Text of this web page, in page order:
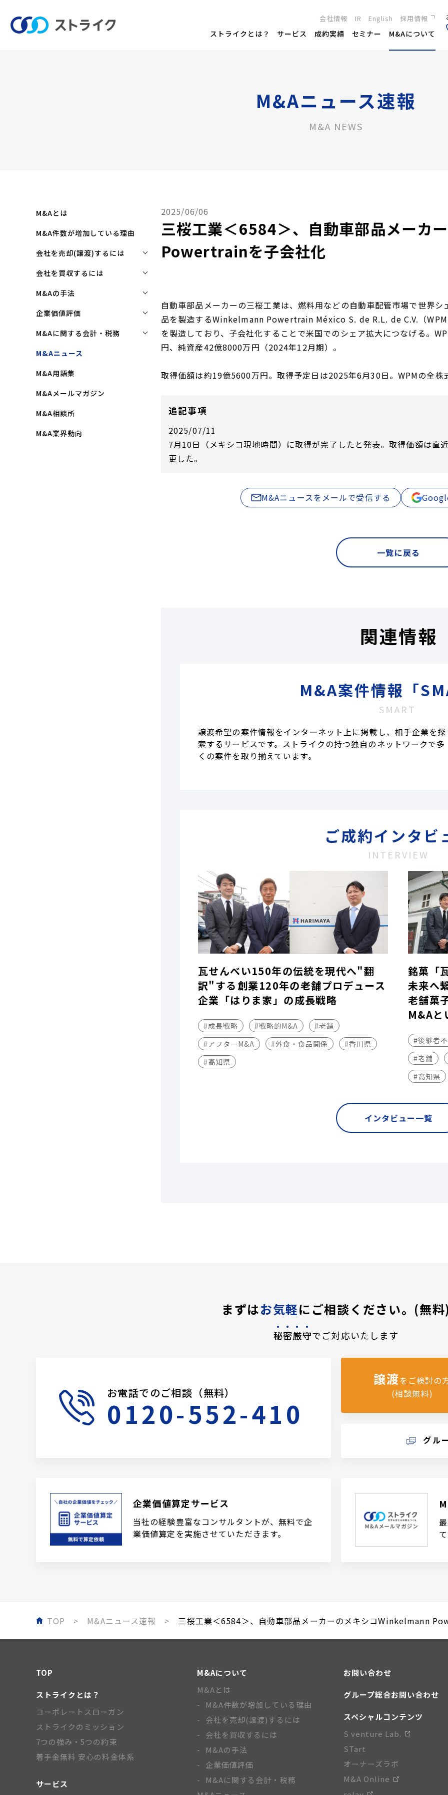
会社情報 IR English 採用情報
新卒採用
キャリア採用
ストライクとは？ サービス 成約実績 セミナー M&Aについて
M&Aニュース速報
M&A NEWS
M&Aとは
M&A件数が増加している理由
会社を売却(譲渡)するには
会社を売却(譲渡)するには
M&Aで売れる会社の条件とは
M&Aで買い手はここを見る
会社を買収するには
会社を買収するには
企業買収を成功させるポイント
買収監査(デューディリジェン
ス)とは
クロージングと引継ぎ
企業買収の流れと手順
M&Aの手法
株式譲渡
第三者割当増資
資本業務提携
企業価値評価
企業価値評価(バリュエーショ
企業評価と売買価格の違い
中小企業M&Aにおける企業価値
ン)の算定方法
純資産法(コストアプローチ)
M&Aに関する会計・税務
株式譲渡にかかる税金(個人・
事業譲渡にかかる税金(個人・
法人)
M&Aにおける節税(役職退職金
スキーム)
赤字・債務超過会社の買収制限
M&Aニュース
M&A用語集
M&Aメールマガジン
M&A相談所
M&A業界動向
2025/06/06
三桜工業＜6584＞、自動車部品メーカ
Powertrainを子会社化
自動車部品メーカーの三桜工業は、燃料用などの自動車配管市場で世界
品を製造するWinkelmann Powertrain México S. de R.L. de C.V.（
を製造しており、子会社化することで米国でのシェア拡大につなげる。
円、純資産42億8000万円（2024年12月期）。
取得価額は約19億5600万円。取得予定日は2025年6月30日。WPMの全株
追記事項
2025/07/11
7月10日（メキシコ現地時間）に取得が完了したと発表。取得価額は直
更した。
M&Aニュースをメールで受信する
一覧に戻る
関連情報
M&A案件情報「
SMART
譲渡希望の案件情報をインターネット上に掲載し、相手企業を探
索するサービスです。ストライクの持つ独自のネットワークで多
くの案件を取り揃えています。
ご成約インタビ
INTERVIEW
瓦せんべい150年の伝統を現代へ"翻
訳"する――創業120年の老舗プロデュース
企業「はりま家」の成長戦略
#成長戦略 #戦略的M&A
#老舗
#アフターM&A
#外食・食品関係
#香川県
#高知県
銘菓「
未来へ
老舗菓
M&Aと
#後継者
#老舗
#高知県
インタビュー一覧
まずはお気軽にご相談ください。(無
秘密厳守でご対応いたします
お電話でのご相談（無料）
0120-552-410
譲渡をご検討の
(相談無料)
グル
企業価値算定サービス
当社の経験豊富なコンサルタントが、無料で企
業価値算定を実施させていただきます。
TOP M&Aニュース速報 三桜工業＜6584＞、自動車部品メーカーのメキシコWinkelmann
TOP
ストライクとは？
コーポレートスローガン
ストライクのミッション
7つの強み・5つの約束
着手金無料 安心の料金体系
サービス
M&Aについて
M&Aとは
M&A件数が増加している理由
会社を売却(譲渡)するには
会社を買収するには
M&Aの手法
企業価値評価
M&Aに関する会計・税務
お問い合わせ
グループ総合お問い合わせ
スペシャルコンテンツ
S venture Lab.
STart
オーナーズラボ
M&A Online